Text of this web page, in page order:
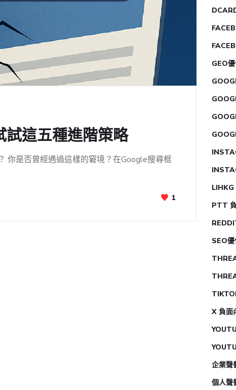
這五種進階策略
你是否曾經遇過這樣的窘境？在Google搜尋框
1
GEO
LIHKG
PTT
SEO
X 負面
企業聲
個人聲